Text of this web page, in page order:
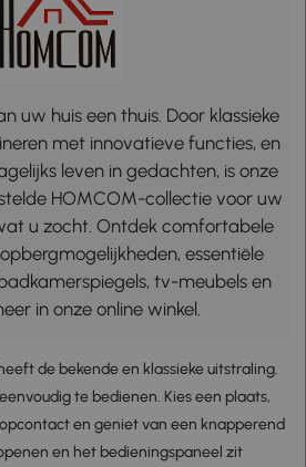
uw huis een thuis. Door klassieke
met innovatieve functies, en
leven in gedachten, is onze
HOMCOM-collectie voor uw
u zocht. Ontdek comfortabele
essentiële
tv-meubels en
in onze online winkel.
de bekende en klassieke uitstraling.
te bedienen. Kies een plaats,
en geniet van een knapperend
en het bedieningspaneel zit